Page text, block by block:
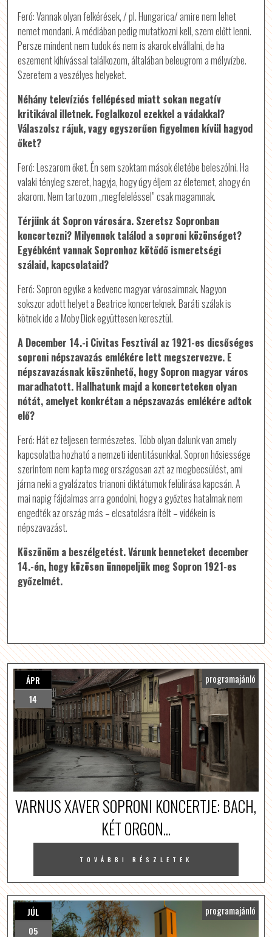
Feró: Vannak olyan felkérések, / pl. Hungarica/ amire nem lehet
nemet mondani. A médiában pedig mutatkozni kell, szem előtt lenni.
Persze mindent nem tudok és nem is akarok elvállalni, de ha
eszement kihívással találkozom, általában beleugrom a mélyvízbe.
Szeretem a veszélyes helyeket.
Néhány televíziós fellépésed miatt sokan negatív
kritikával illetnek. Foglalkozol ezekkel a vádakkal?
Válaszolsz rájuk, vagy egyszerűen figyelmen kívül hagyod
őket?
Feró: Leszarom őket. Én sem szoktam mások életébe beleszólni. Ha
valaki tényleg szeret, hagyja, hogy úgy éljem az életemet, ahogy én
akarom. Nem tartozom „megfeleléssel” csak magamnak.
Térjünk át Sopron városára. Szeretsz Sopronban
koncertezni? Milyennek találod a soproni közönséget?
Egyébként vannak Sopronhoz kötődő ismeretségi
szálaid, kapcsolataid?
Feró: Sopron egyike a kedvenc magyar városaimnak. Nagyon
sokszor adott helyet a Beatrice koncerteknek. Baráti szálak is
kötnek ide a Moby Dick együttesen keresztül.
A December 14.-i Civitas Fesztivál az 1921-es dicsőséges
soproni népszavazás emlékére lett megszervezve. E
népszavazásnak köszönhető, hogy Sopron magyar város
maradhatott. Hallhatunk majd a koncerteteken olyan
nótát, amelyet konkrétan a népszavazás emlékére adtok
elő?
Feró: Hát ez teljesen természetes. Több olyan dalunk van amely
kapcsolatba hozható a nemzeti identitásunkkal. Sopron hősiessége
szerintem nem kapta meg országosan azt az megbecsülést, ami
járna neki a gyalázatos trianoni diktátumok felülírása kapcsán. A
mai napig fájdalmas arra gondolni, hogy a győztes hatalmak nem
engedték az ország más – elcsatolásra ítélt – vidékein is
népszavazást.
Köszönöm a beszélgetést. Várunk benneteket december
14.-én, hogy közösen ünnepeljük meg Sopron 1921-es
győzelmét.
ÁPR
14
programajánló
VARNUS XAVER SOPRONI KONCERTJE: BACH,
KÉT ORGON...
TOVÁBBI RÉSZLETEK
JÚL
05
programajánló